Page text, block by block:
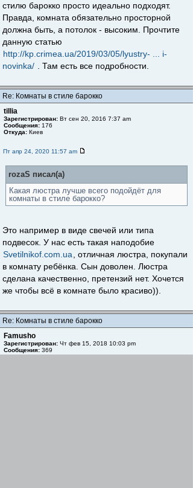
стилю барокко просто идеально подходят.
Правда, комната обязательно просторной
должна быть, а потолок - высоким. Прочтите
данную статью
http://kp.crimea.ua/2019/03/05/lyustry- ... i-
novinka/ . Там есть все подробности.
Re: Комнаты в стиле барокко
tillia
Зарегистрирован: Вт сен 20, 2016 7:37 am
Сообщения: 176
Откуда: Киев
Пт апр 24, 2020 11:57 am
rozaS писал(а)
Какая люстра лучше всего подойдёт для
комнаты в стиле барокко?
Это например в виде свечей или типа
подвесок. У нас есть такая наподобие
Svetilnikof.com.ua
, отличная люстра, покупали
в комнату ребёнка. Сын доволен. Люстра
сделана качественно, претензий нет. Хочется
же чтобы всё в комнате было красиво)).
Re: Комнаты в стиле барокко
Famusho
Зарегистрирован: Чт фев 15, 2018 10:03 pm
Сообщения: 369